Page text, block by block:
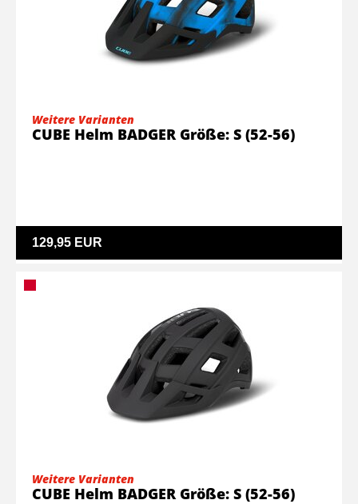
129,95 EUR
Weitere Varianten
CUBE Helm BADGER Größe: S (52-56)
Weitere Varianten
CUBE Helm BADGER Größe: S (52-56)